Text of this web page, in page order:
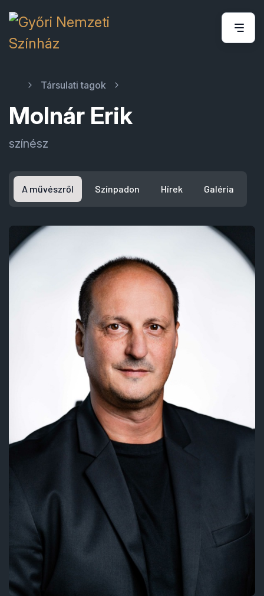
Társulati tagok
Molnár Erik
színész
A művészről Színpadon Hírek Galéria